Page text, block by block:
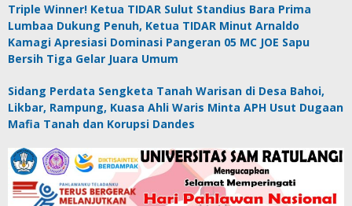
Triple Winner! Ketua TIDAR Sulut Standius Bara Prima
Lumbaa Dukung Penuh, Ketua TIDAR Minut Arnaldo
Kamagi Apresiasi Dominasi Pangeran 05 MC JOE Sapu
Bersih Tiga Gelar Juara Umum
Sidang Perdata Sengketa Tanah Warisan di Desa Bahoi,
Likbar, Rampung, Kuasa Ahli Waris Minta APH Usut Dugaan
Mafia Tanah dan Korupsi Dandes